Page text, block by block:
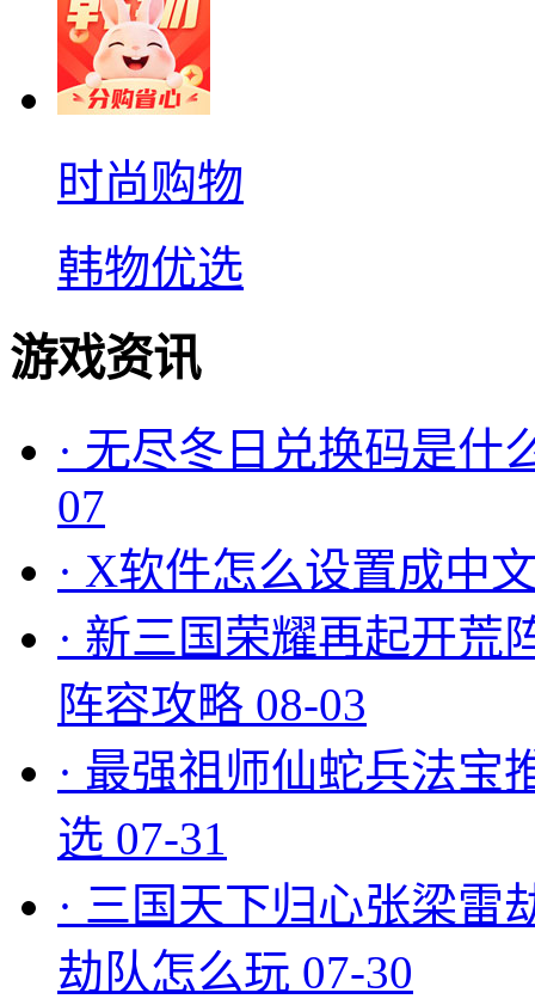
时尚购物
韩物优选
游戏资讯
· 无尽冬日兑换码是什
07
· X软件怎么设置成中
· 新三国荣耀再起开荒
阵容攻略 08-03
· 最强祖师仙蛇兵法宝
选 07-31
· 三国天下归心张梁雷
劫队怎么玩 07-30